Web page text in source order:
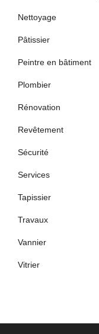
Nettoyage
Pâtissier
Peintre en bâtiment
Plombier
Rénovation
Revêtement
Sécurité
Services
Tapissier
Travaux
Vannier
Vitrier